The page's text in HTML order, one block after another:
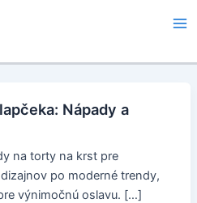
Nápady a
na torty na krst pre
po moderné trendy,
výnimočnú oslavu. […]